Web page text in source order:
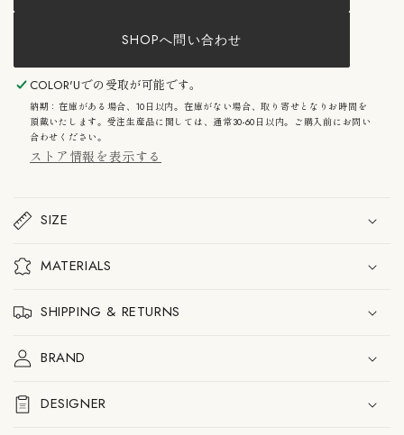
ス
ク
エ
ア
プ
レ
ー
の
数
を
す
japan
ス
ク
エ
ア
プ
レ
ー
す
SHOPへ問い合わせ
COLOR'Uでの受取が可能です。
納期：在庫がある場合、10日以内。在庫がない場合、取り寄せとなりお時間を
頂戴いたします。受注生産品に関しては、通常30-60日以内。ご購入前にお問い
合わせください。
ストア情報を表示する
SIZE
MATERIALS
SHIPPING & RETURNS
BRAND
DESIGNER